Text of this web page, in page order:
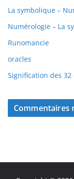
La symbolique –
Numérologie – La
Runomancie
oracles
Signification des
Commentaires